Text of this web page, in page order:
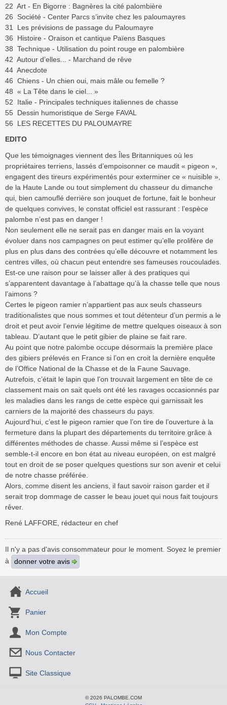
22 Art - En Bigorre : Bagnères la cité palombière
26 Société - Center Parcs s’invite chez les paloumayres
31 Les prévisions de passage du Paloumayre
36 Histoire - Oraison et cantique Païens Basques
38 Technique - Utilisation du point rouge en palombière
42 Autour d’elles... - Marchand de rêve
44 Anecdote
46 Chiens - Un chien oui, mais mâle ou femelle ?
48 « La Tête dans le ciel... »
52 Italie - Principales techniques italiennes de chasse
55 Dessin humoristique de Serge FAVAL
56 LES RECETTES DU PALOUMAYRE
EDITO
Que les témoignages viennent des Îles Britanniques où les
propriétaires terriens, lassés d’empoisonner ce maudit « pigeon »,
engagent des tireurs expérimentés pour exterminer ce « nuisible »,
de la Haute Lande ou tout simplement du chasseur du dimanche
qui, bien camouflé derrière son jouquet de fortune, fait le bonheur
de quelques convives, le constat officiel est rassurant : l’espèce
palombe n’est pas en danger !
Non seulement elle ne serait pas en danger mais en la voyant
évoluer dans nos campagnes on peut estimer qu’elle prolifère de
plus en plus dans des contrées qu’elle découvre et notamment les
centres villes, où chacun peut entendre ses fameuses roucoulades.
Est-ce une raison pour se laisser aller à des pratiques qui
s’apparentent davantage à l’abattage qu’à la chasse telle que nous
l’aimons ?
Certes le pigeon ramier n’appartient pas aux seuls chasseurs
traditionalistes que nous sommes et tout détenteur d’un permis a le
droit et peut avoir l’envie légitime de mettre quelques oiseaux à son
tableau. D’autant que le petit gibier de plaine se fait rare.
Au point que notre palombe occupe désormais la première place
des gibiers prélevés en France si l’on en croit la dernière enquête
de l’Office National de la Chasse et de la Faune Sauvage.
Autrefois, c’était le lapin que l’on trouvait largement en tête de ce
classement mais on sait quels ont été les ravages occasionnés par
les maladies dans les rangs de cette espèce qui garnissait les
carniers de la majorité des chasseurs du pays.
Aujourd’hui, c’est le pigeon ramier que l’on tire de l’ouverture à la
fermeture dans la plupart des départements du territoire grâce à
différentes méthodes de chasse. Aussi même si l’espèce est
semble-t-il encore en bon état au niveau européen, on est malgré
tout en droit de se poser quelques questions sur son avenir et celui
de notre chasse préférée.
Alors, comme disent les anciens, il faut savoir raison garder et il
serait trop dommage de casser le beau jouet qui nous fait toujours
rêver.
René LAFFORE, rédacteur en chef
Il n'y a pas d'avis consommateur pour le moment. Soyez le premier
à
donner votre avis
Accueil
Panier
Mon Compte
Nous Contacter
Site Classique
© 2026 PALOMBE.COM